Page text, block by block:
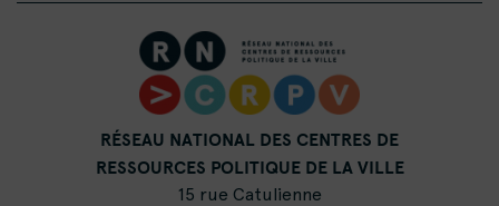
RÉSEAU NATIONAL DES CENTRES DE
RESSOURCES POLITIQUE DE LA VILLE
15 rue Catulienne